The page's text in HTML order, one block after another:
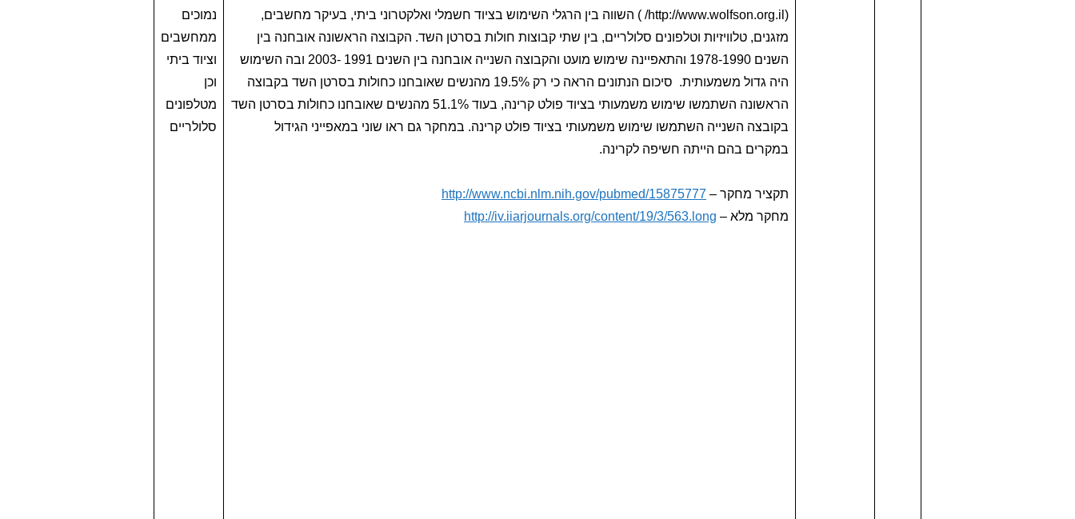
(http://www.wolfson.org.il/ ) השווה בין הרגלי השימוש בציוד חשמלי ואלקטרוני ביתי, בעיקר מחשבים,
מזגנים, טלוויזיות וטלפונים סלולריים, בין שתי קבוצות חולות בסרטן השד. הקבוצה הראשונה אובחנה בין
השנים 1978-1990 והתאפיינה שימוש מועט והקבוצה השנייה אובחנה בין השנים 1991 -2003 ובה השימוש
היה גדול משמעותית. סיכום הנתונים הראה כי רק 19.5% מהנשים שאובחנו כחולות בסרטן השד בקבוצה
הראשונה השתמשו שימוש משמעותי בציוד פולט קרינה, בעוד 51.1% מהנשים שאובחנו כחולות בסרטן השד
בקובצה השנייה השתמשו שימוש משמעותי בציוד פולט קרינה. במחקר גם ראו שוני במאפייני הגידול
במקרים בהם הייתה חשיפה לקרינה.
תקציר מחקר – http://www.ncbi.nlm.nih.gov/pubmed/15875777
מחקר מלא – http://iv.iiarjournals.org/content/19/3/563.long
נמוכים
ממחשבים
וציוד ביתי
וכן
מטלפונים
סלולריים